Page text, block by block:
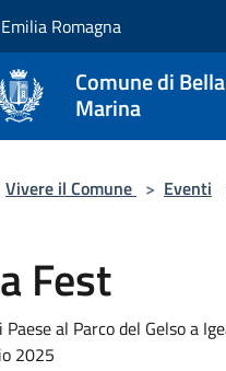
Romagna
Comune di
Marina
Vivere il Comune > Eventi
Fest
Paese al Parco del Gelso a
2025